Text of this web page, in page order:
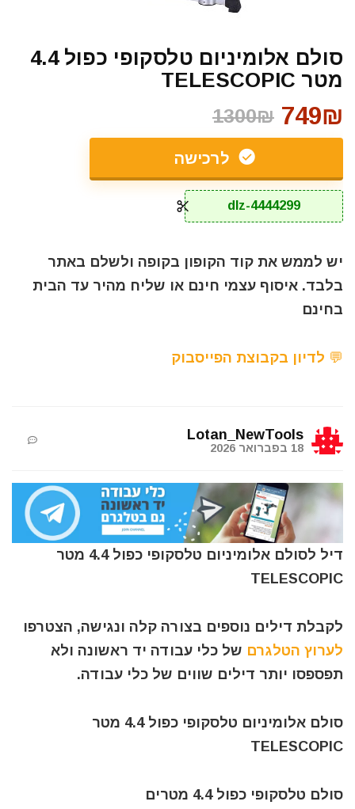
סולם אלומיניום טלסקופי כפול 4.4
מטר TELESCOPIC
749₪
1300₪
לרכישה
dlz-4444299
יש לממש את קוד הקופון בקופה ולשלם באתר
בלבד. איסוף עצמי חינם או שליח מהיר עד הבית
בחינם
💬 לדיון בקבוצת הפייסבוק
Lotan_NewTools
18 בפברואר 2026
דיל לסולם אלומיניום טלסקופי כפול 4.4 מטר
TELESCOPIC
לקבלת דילים נוספים בצורה קלה ונגישה, הצטרפו
לערוץ הטלגרם של כלי עבודה יד ראשונה ולא
תפספסו יותר דילים שווים של כלי עבודה.
סולם אלומיניום טלסקופי כפול 4.4 מטר
TELESCOPIC
סולם טלסקופי כפול 4.4 מטרים